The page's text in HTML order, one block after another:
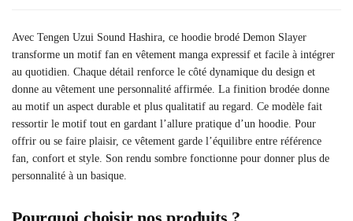
Avec Tengen Uzui Sound Hashira, ce hoodie brodé Demon Slayer
transforme un motif fan en vêtement manga expressif et facile à intégrer
au quotidien. Chaque détail renforce le côté dynamique du design et
donne au vêtement une personnalité affirmée. La finition brodée donne
au motif un aspect durable et plus qualitatif au regard. Ce modèle fait
ressortir le motif tout en gardant l’allure pratique d’un hoodie. Pour
offrir ou se faire plaisir, ce vêtement garde l’équilibre entre référence
fan, confort et style. Son rendu sombre fonctionne pour donner plus de
personnalité à un basique.